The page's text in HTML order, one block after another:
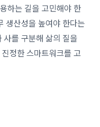
하는 길을 고민해야 한
생산성을 높여야 한다는
사를 구분해 삶의 질을
정한 스마트워크를 고